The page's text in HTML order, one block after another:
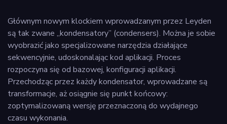
Głównym nowym klockiem wprowadzanym przez Leyden
są tak zwane „kondensatory” (condensers). Można je sobie
wyobrazić jako specjalizowane narzędzia działające
sekwencyjnie, udoskonalając kod aplikacji. Proces
rozpoczyna się od bazowej, konfiguracji aplikacji.
Przechodząc przez każdy kondensator, wprowadzane są
transformacje, aż osiągnie się punkt końcowy:
zoptymalizowaną wersję przeznaczoną do wydajnego
czasu wykonania.